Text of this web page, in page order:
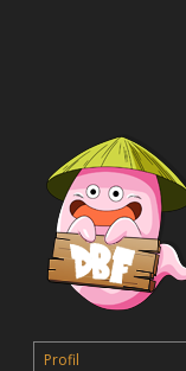
Profil